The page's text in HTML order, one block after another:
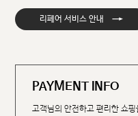
리페어 서비스 안내 →
PAYMENT INFO
고객님의 안전하고 편리한 쇼